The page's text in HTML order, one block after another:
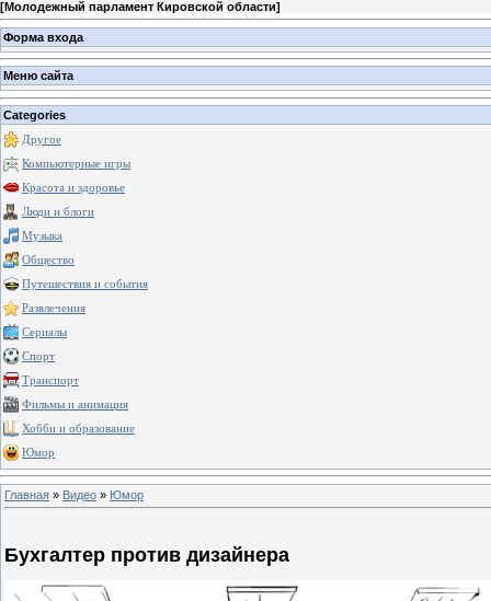
[Молодежный парламент Кировской области]
Форма входа
Меню сайта
Categories
Другое
Компьютерные игры
Красота и здоровье
Люди и блоги
Музыка
Общество
Путешествия и события
Развлечения
Сериалы
Спорт
Транспорт
Фильмы и анимация
Хобби и образование
Юмор
Главная » Видео » Юмор
Бухгалтер против дизайнера